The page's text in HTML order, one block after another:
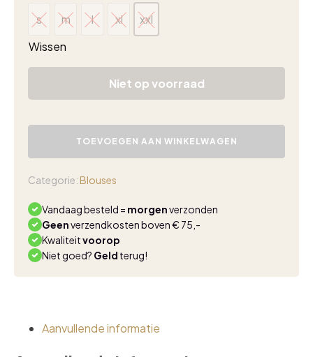
s
s
m
m
l
l
xl
xl
xxl
xxl
Wissen
Niet op voorraad
Triple
6930
aantal
TOEVOEGEN AAN WINKELWAGEN
Categorie: Blouses
Vandaag besteld = morgenverzonden
Geenverzendkosten boven € 75,-
Kwaliteitvoorop
Niet goed? Geld terug!
Aanvullende informatie